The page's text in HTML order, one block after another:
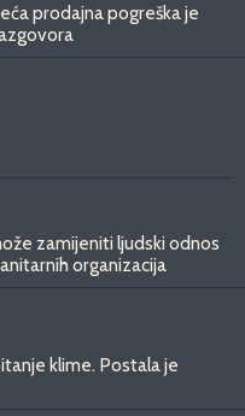
prodajna pogreška je
zamijeniti ljudski odnos
organizacija
klime. Postala je